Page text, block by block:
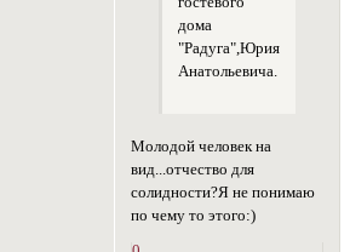
дома
"Радуга",Юрия
Анатольевича.
Молодой человек на
вид...отчество для
солидности?Я не понимаю
по чему то этого:)